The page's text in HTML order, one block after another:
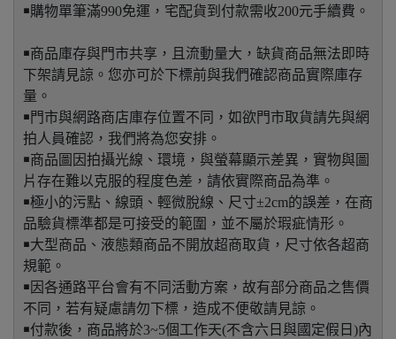
￭購物單筆滿990免運，宅配貨到付款需收200元手續費。
￭商品庫存與門市共享，且流動量大，缺貨商品無法即時
下架請見諒。您亦可於下標前與我們確認商品實際庫存
量。
￭門市與網路商店庫存位置不同，如欲門市取貨請先與網
拍人員確認，我們將為您安排。
￭商品圖因拍攝光線、環境，與螢幕顯示差異，實物與圖
片存在難以克服的程度色差，請依實際商品為準。
￭極小的污點、線頭、輕微脫線、尺寸±2cm的誤差，在商
品驗貨標準都是可接受的範圍，並不屬於瑕疵情形。
￭大型商品、液態類商品不開放超商取貨，尺寸依各超商
規範。
￭因各通路平台會有不同活動方案，故有部分商品之售價
不同，若有疑慮請勿下標，造成不便敬請見諒。
￭付款後，商品將於3~5個工作天(不含六日與國定假日)內